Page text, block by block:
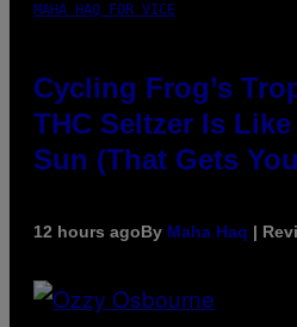
MAHA HAQ FOR VICE
Cycling Frog’s
THC Seltzer Is
Sun (That Gets
12 hours agoBy Maha Haq |